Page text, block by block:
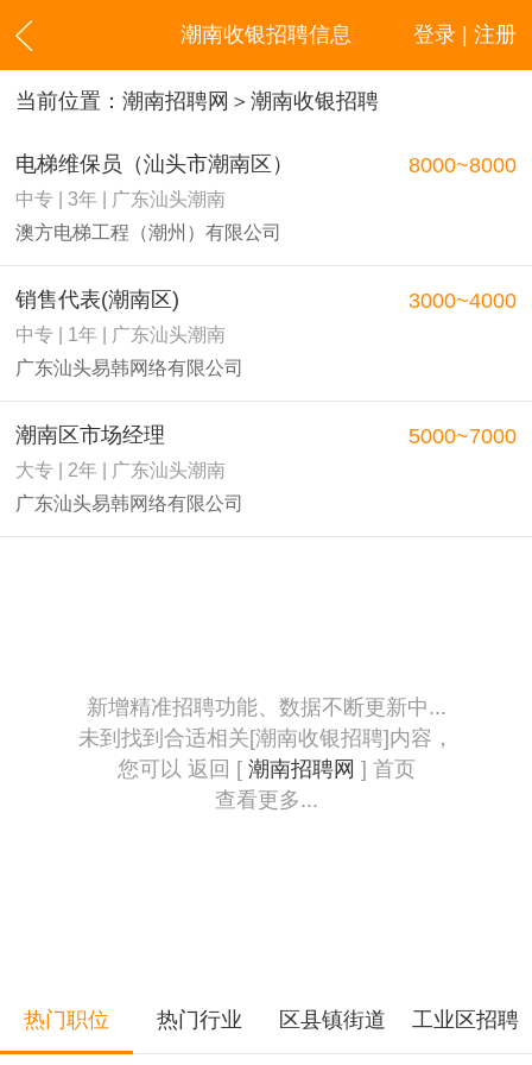
登录 | 注册
潮南收银招聘信息
当前位置： 潮南招聘网 ＞潮南收银招聘
电梯维保员（汕头市潮南区）
中专 | 3年 | 广东汕头潮南
澳方电梯工程（潮州）有限公司
8000~8000
销售代表(潮南区)
中专 | 1年 | 广东汕头潮南
广东汕头易韩网络有限公司
3000~4000
潮南区市场经理
大专 | 2年 | 广东汕头潮南
广东汕头易韩网络有限公司
5000~7000
新增精准招聘功能、数据不断更新中...
未到找到合适相关[潮南收银招聘]内容，
您可以 返回 [ 潮南招聘网 ] 首页
查看更多...
热门职位 热门行业 区县镇街道 工业区招聘